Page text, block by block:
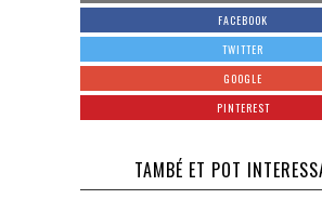
FACEBOOK
TWITTER
GOOGLE
PINTEREST
TAMBÉ ET POT